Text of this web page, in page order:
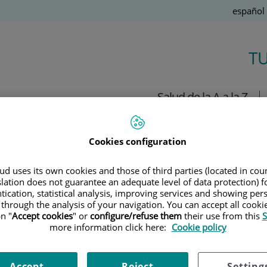
Idioma
Español
Salud de la A a la Z
17 deSEPTIEMBRE, 2017 | NOTICIAS E INNOVACIÓN
Dr. Laureano Molins
Adiestrado para oler el cáncer
consigue identificar precozmente el cáncer de pulmón a través
Cookies configuration
uses its own cookies and those of third parties (located in
does not guarantee an adequate level of data protection)
statistical analysis, improving services and showing
the analysis of your navigation. You can accept all
"Accept cookies" or configure/refuse themtheir use from this
more information click here: Cookie policy